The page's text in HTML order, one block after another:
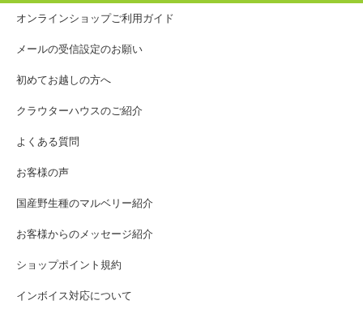
オンラインショップご利用ガイド
メールの受信設定のお願い
初めてお越しの方へ
クラウターハウスのご紹介
よくある質問
お客様の声
国産野生種のマルベリー紹介
お客様からのメッセージ紹介
ショップポイント規約
インボイス対応について